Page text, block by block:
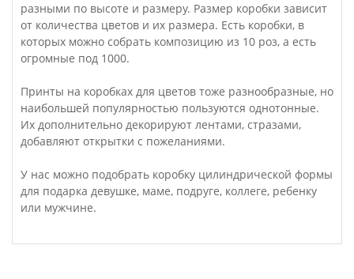
разными по высоте и размеру. Размер коробки зависит
от количества цветов и их размера. Есть коробки, в
которых можно собрать композицию из 10 роз, а есть
огромные под 1000.
Принты на коробках для цветов тоже разнообразные, но
наибольшей популярностью пользуются однотонные.
Их дополнительно декорируют лентами, стразами,
добавляют открытки с пожеланиями.
У нас можно подобрать коробку цилиндрической формы
для подарка девушке, маме, подруге, коллеге, ребенку
или мужчине.